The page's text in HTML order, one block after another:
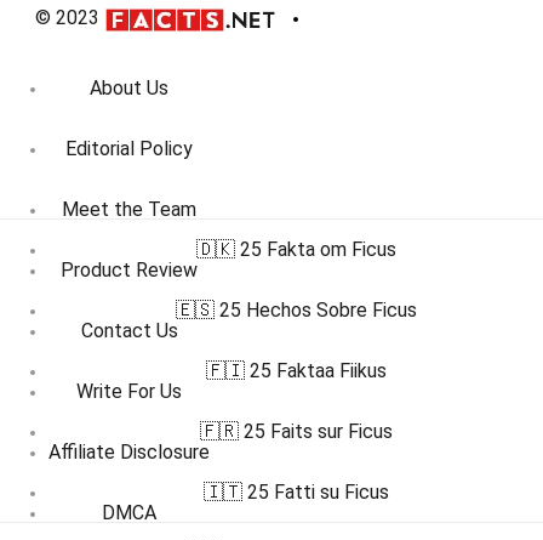
© 2023
About Us
Editorial Policy
Meet the Team
Product Review
Contact Us
Write For Us
Affiliate Disclosure
DMCA
🇩🇰 25 Fakta om Ficus
🇪🇸 25 Hechos Sobre Ficus
🇫🇮 25 Faktaa Fiikus
🇫🇷 25 Faits sur Ficus
🇮🇹 25 Fatti su Ficus